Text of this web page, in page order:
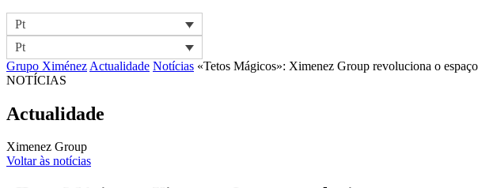
Pt
Pt
Grupo Ximénez Actualidade Notícias «Tetos Mágicos»: Ximenez Group revoluciona o
NOTÍCIAS
Actualidade
Ximenez Group
Voltar às notícias